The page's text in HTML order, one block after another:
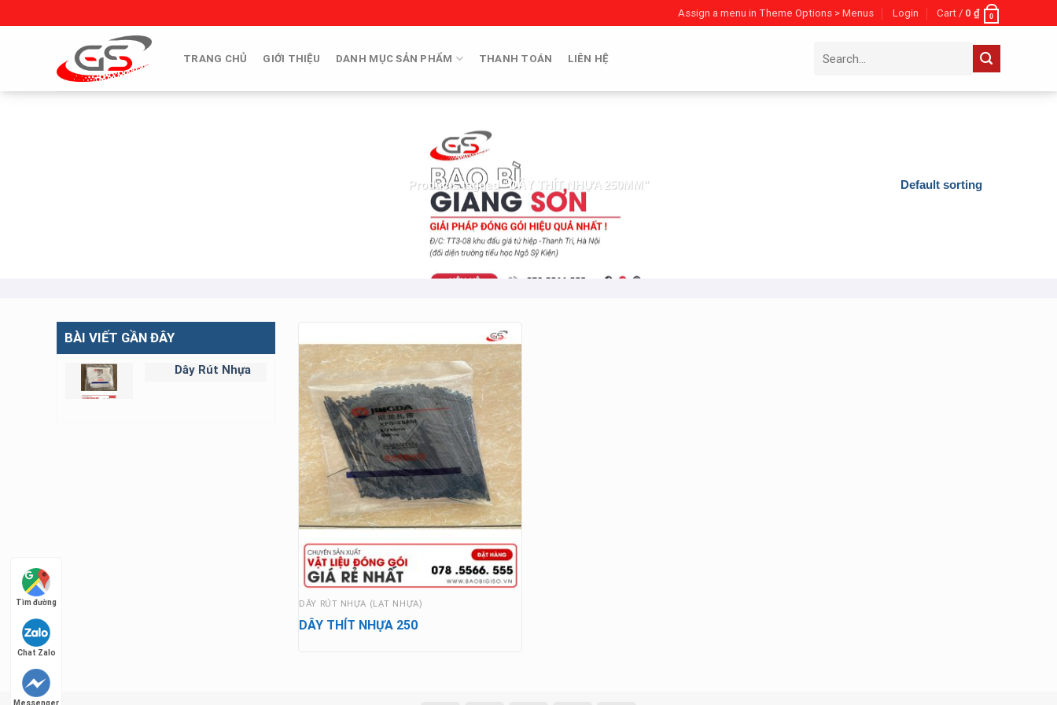
to
Assign a menu in Theme Options > Menus Login Cart / 0 ₫ 0
TRANG CHỦ GIỚI THIỆU DANH MỤC SẢN PHẨM THANH TOÁN LIÊN HỆ
for:
Products tagged “DÂY THÍT NHỰA 250MM”
BÀI VIẾT GẦN ĐÂY
Dây Rút Nhựa
DÂY RÚT NHỰA (LẠT NHỰA)
DÂY THÍT NHỰA 250
Tìm đường
Chat Zalo
Messenger
Tìm đường
Chat Zalo
Messenger